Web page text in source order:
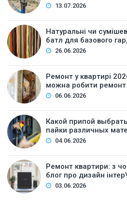
13.07.2026
Натуральні чи
батл для базового
26.06.2026
Ремонт у квартирі
можна робити ремонт
06.06.2026
Какой припой
пайки различных
04.06.2026
Ремонт квартири: з
блог про дизайн
03.06.2026